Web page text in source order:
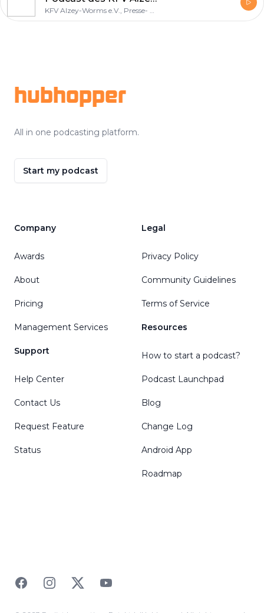
hubhopper
All in one podcasting platform.
Start my podcast
Company
Awards
About
Pricing
Management Services
Support
Help Center
Contact Us
Request Feature
Status
Legal
Privacy Policy
Community Guidelines
Terms of Service
Resources
How to start a podcast?
Podcast Launchpad
Blog
Change Log
Android App
Roadmap
FacebookInstagramTwitterYouTube